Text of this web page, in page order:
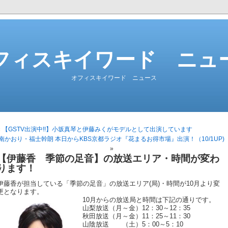
ィスキイワード ニュ
オフィスキイワード ニュース
【GSTV出演中!!】小坂真琴と伊藤みくがモデルとして出演しています
かおり・福士幹朗 本日からKBS京都ラジオ『花まるお得市場』出演！（10/1UP)
»
伊藤香 季節の足音】の放送エリア・時間が変わ
ます！
藤香が担当している「季節の足音」の放送エリア(局)・時間が10月より変
となります。
10月からの放送局と時間は下記の通りです。
山梨放送（月～金）12：30～12：35
秋田放送（月～金）11：25～11：30
山陰放送 （土）5：00～5：10